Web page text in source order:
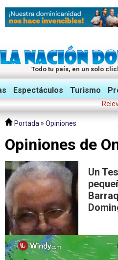
Todo tu país, en un solo
Twitter Facebook
Espectáculos Turismo
Relevo
Portada » Opiniones
Opiniones de
Un